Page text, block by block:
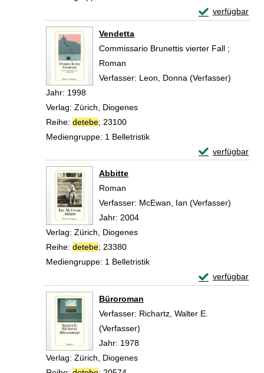
verfügbar
Exemplar-
Vendetta
Commissario Brunettis vierter Fall ;
Roman
Verfasser: Leon, Donna (Verfasser)
Jahr: 1998
Verlag: Zürich, Diogenes
Reihe: detebe; 23100
Mediengruppe: 1 Belletristik
verfügbar
Exemplar-
Abbitte
Roman
Verfasser: McEwan, Ian (Verfasser)
Jahr: 2004
Verlag: Zürich, Diogenes
Reihe: detebe; 23380
Mediengruppe: 1 Belletristik
verfügbar
Exemplar-
Büroroman
Verfasser: Richartz, Walter E.
(Verfasser)
Jahr: 1978
Verlag: Zürich, Diogenes